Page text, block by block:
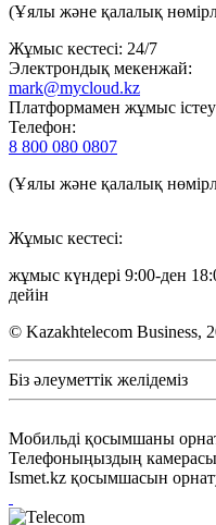
(Ұялы және қалалық
Жұмыс кестесі: 24/7
Электрондық мекенжай:
mark@mycloud.kz
Платформамен жұмыс
Телефон:
8 800 080 0807
(Ұялы және қалалық
Жұмыс кестесі:
жұмыс күндері 9:00-ден
дейін
© Kazakhtelecom Business,
Біз әлеуметтік желідеміз
Мобильді қосымшаны
Телефоныңыздың
Ismet.kz қосымшасын